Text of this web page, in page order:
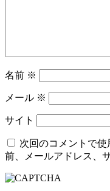
名前 ※
メール ※
サイト
次回のコメントで
前、メールアドレス、